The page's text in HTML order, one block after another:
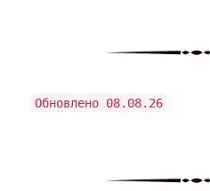
Обновлено 08.08.26